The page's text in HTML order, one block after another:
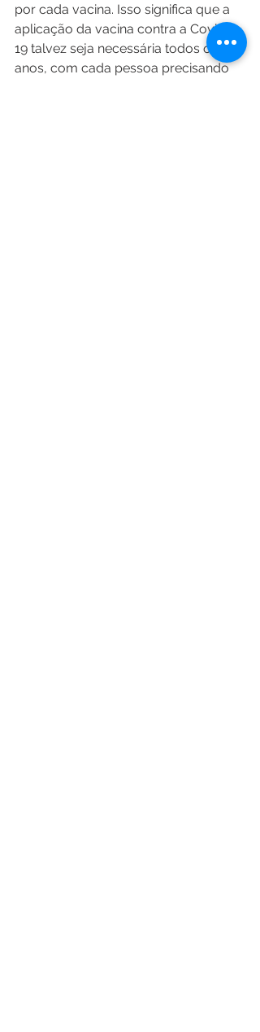
por cada vacina. Isso significa que a
aplicação da vacina contra a Covid-
19 talvez seja necessária todos os
anos, com cada pessoa precisando